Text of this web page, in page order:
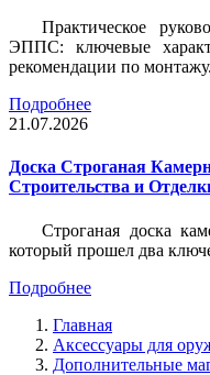
Практическое
ЭППС: ключевые
рекомендации по монтажу.
Подробнее
21.07.2026
Доска Строганая
Строительства и
Строганая доска
который прошел два
Подробнее
Главная
Аксессуары для
Дополнительные